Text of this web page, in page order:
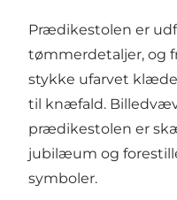
Prædikestolen er
tømmerdetaljer, og
stykke ufarvet
til knæfald.
prædikestolen er
jubilæum og
symboler.